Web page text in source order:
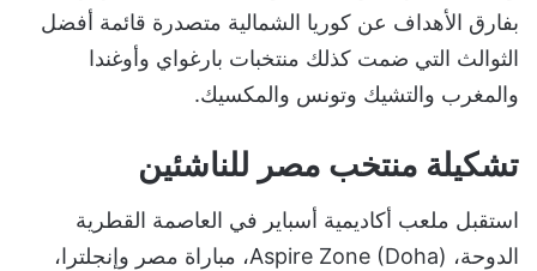
بفارق الأهداف عن كوريا الشمالية متصدرة قائمة أفضل
الثوالث التي ضمت كذلك منتخبات بارغواي وأوغندا
والمغرب والتشيك وتونس والمكسيك.
تشكيلة منتخب مصر للناشئين
استقبل ملعب أكاديمية أسباير في العاصمة القطرية
الدوحة، Aspire Zone (Doha)، مباراة مصر وإنجلترا،